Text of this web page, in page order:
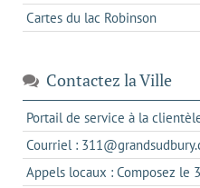
Cartes du lac Robinson
Contactez la Ville
Portail de service à la
Courriel :
Appels locaux : Composez le